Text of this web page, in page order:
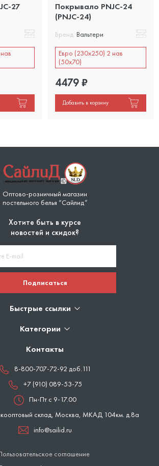
27
Покрывало PNJC-24
(PNJC-24)
Бренд: Вальтери
Евро (230х250) 2 нав
(50х70)
4479₽
Добавить в корзину
Оптово-розничный магазин
постельного белья “Сайлид”
Хотите быть в курсе
новостей и скидок?
Подписаться
Быстрые ссылки
Категории
Контакты
8-800-707-72-92 доб.111
+7 (910) 089-53-75
Пн-Пт с 9-17.00
склад, Москва, МКАД 104км. д.8а
info@sailid.ru
соглашение